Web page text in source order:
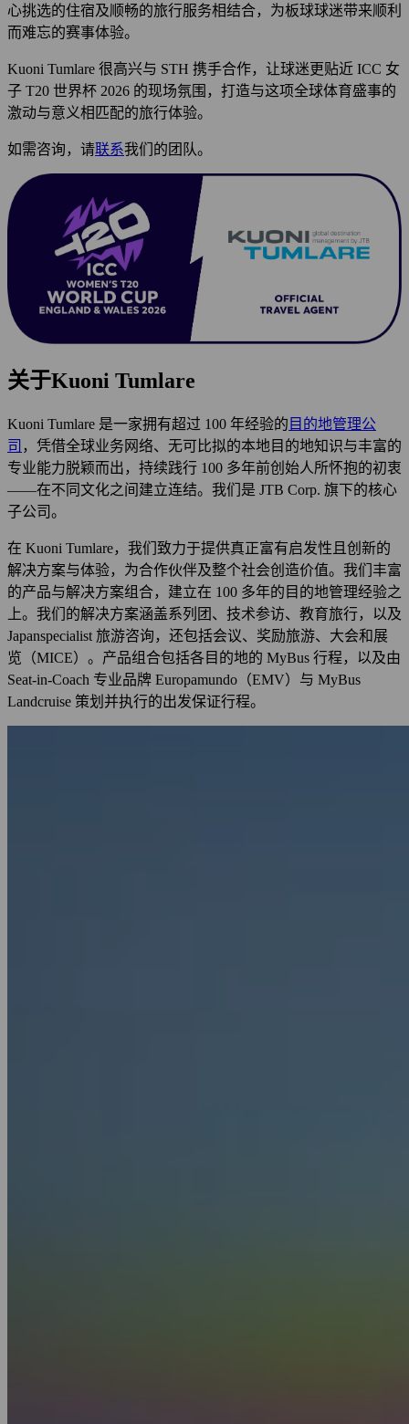
心挑选的住宿及顺畅的旅行服务相结合，为板球球迷带来顺利
而难忘的赛事体验。
Kuoni Tumlare 很高兴与 STH 携手合作，让球迷更贴近 ICC 女
子 T20 世界杯 2026 的现场氛围，打造与这项全球体育盛事的
激动与意义相匹配的旅行体验。
如需咨询，请联系我们的团队。
关于Kuoni Tumlare
Kuoni Tumlare 是一家拥有超过 100 年经验的 目的地管理公
司 ，凭借全球业务网络、无可比拟的本地目的地知识与丰富的
专业能力脱颖而出，持续践行 100 多年前创始人所怀抱的初衷
——在不同文化之间建立连结。我们是 JTB Corp. 旗下的核心
子公司。
在 Kuoni Tumlare，我们致力于提供真正富有启发性且创新的
解决方案与体验，为合作伙伴及整个社会创造价值。我们丰富
的产品与解决方案组合，建立在 100 多年的目的地管理经验之
上。我们的解决方案涵盖系列团、技术参访、教育旅行，以及
Japanspecialist 旅游咨询，还包括会议、奖励旅游、大会和展
览（MICE）。产品组合包括各目的地的 MyBus 行程，以及由
Seat-in-Coach 专业品牌 Europamundo（EMV）与 MyBus
Landcruise 策划并执行的出发保证行程。